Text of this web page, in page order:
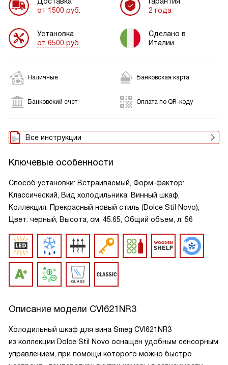
от 1500 руб.
Установка
от 6500 руб.
2 года
Сделано в
Италии
Наличные Банковская карта
Банковский счет Оплата по QR-коду
Все инструкции
Ключевые особенности
Способ установки: Встраиваемый, Форм-фактор:
Классический, Вид холодильника: Винный шкаф,
Коллекция: Прекрасный новый стиль (Dolce Stil Novo),
Цвет: черный, Высота, см: 45.65, Общий объем, л: 56
Описание модели CVI621NR3
Холодильный шкаф для вина Smeg CVI621NR3
из коллекции Dolce Stil Novo оснащен удобным сенсорным
управлением, при помощи которого можно быстро